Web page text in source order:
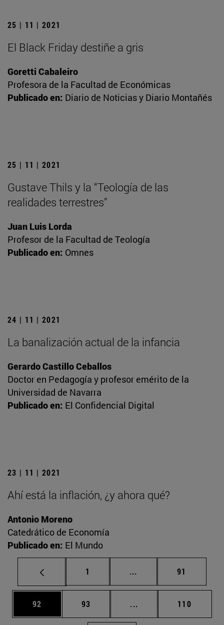
25 | 11 | 2021
El Black Friday destiñe a gris
Goretti Cabaleiro
Profesora de la Facultad de Económicas
Publicado en: Diario de Noticias y Diario Montañés
25 | 11 | 2021
Gustave Thils y la “Teología de las
realidades terrestres”
Juan Luis Lorda
Profesor de la Facultad de Teología
Publicado en: Omnes
24 | 11 | 2021
La banalización actual de la infancia
Gerardo Castillo Ceballos
Doctor en Pedagogía y profesor emérito de la
Universidad de Navarra
Publicado en: El Confidencial Digital
23 | 11 | 2021
Ahí está la inflación, ¿y ahora qué?
Antonio Moreno
Catedrático de Economía
Publicado en: El Mundo
Página
1 ... Páginas intermedias
Página
91
Página
92 Página
93 ... Páginas intermedias
Página
110